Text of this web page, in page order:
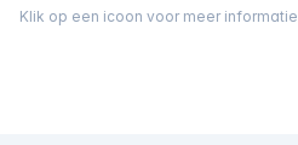
Klik op een icoon voor meer informatie